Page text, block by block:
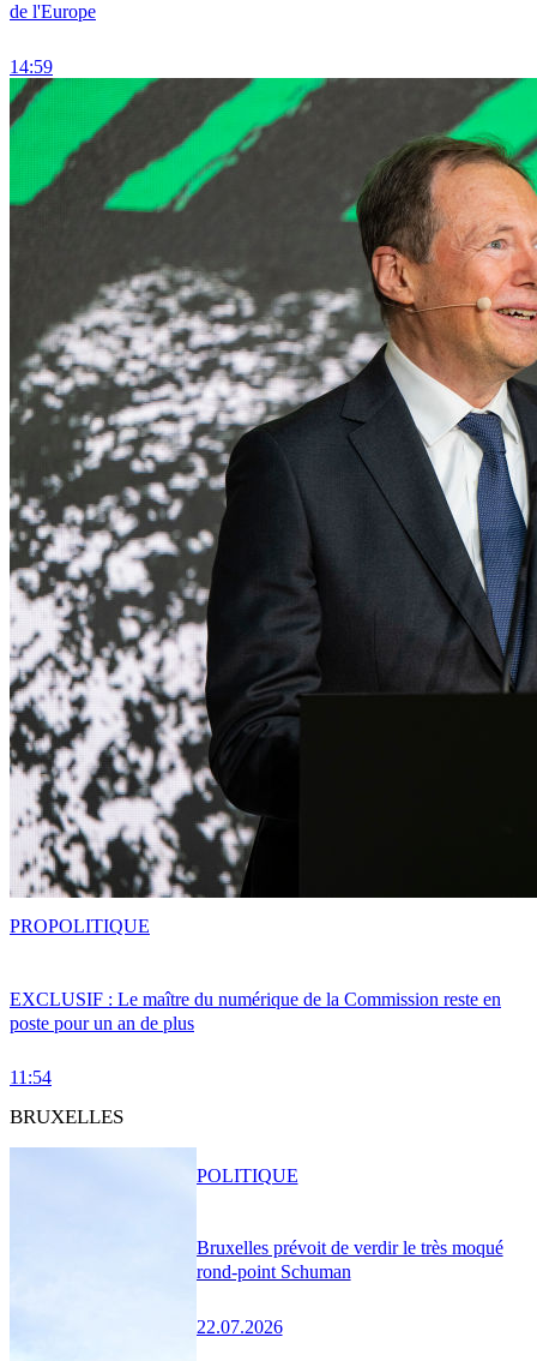
de l'Europe
14:59
EXCLUSIF : Le maître du numérique de la Commission reste en
poste pour un an de plus
11:54
PROPOLITIQUE
BRUXELLES
Bruxelles prévoit de verdir le très moqué
rond-point Schuman
22.07.2026
POLITIQUE